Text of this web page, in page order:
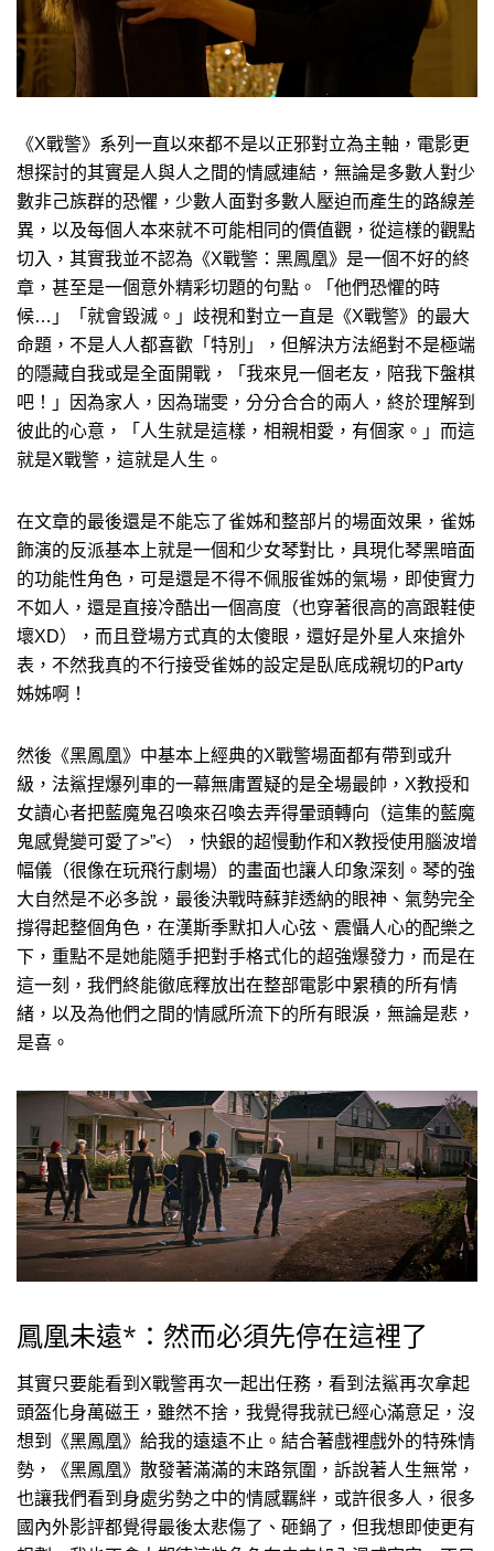
《X戰警》系列一直以來都不是以正邪對立為主軸，電影更
想探討的其實是人與人之間的情感連結，無論是多數人對少
數非己族群的恐懼，少數人面對多數人壓迫而產生的路線差
異，以及每個人本來就不可能相同的價值觀，從這樣的觀點
切入，其實我並不認為《X戰警：黑鳳凰》是一個不好的終
章，甚至是一個意外精彩切題的句點。「他們恐懼的時
候…」「就會毀滅。」歧視和對立一直是《X戰警》的最大
命題，不是人人都喜歡「特別」，但解決方法絕對不是極端
的隱藏自我或是全面開戰，「我來見一個老友，陪我下盤棋
吧！」因為家人，因為瑞雯，分分合合的兩人，終於理解到
彼此的心意，「人生就是這樣，相親相愛，有個家。」而這
就是X戰警，這就是人生。
在文章的最後還是不能忘了雀姊和整部片的場面效果，雀姊
飾演的反派基本上就是一個和少女琴對比，具現化琴黑暗面
的功能性角色，可是還是不得不佩服雀姊的氣場，即使實力
不如人，還是直接冷酷出一個高度（也穿著很高的高跟鞋使
壞XD），而且登場方式真的太傻眼，還好是外星人來搶外
表，不然我真的不行接受雀姊的設定是臥底成親切的Party
姊姊啊！
然後《黑鳳凰》中基本上經典的X戰警場面都有帶到或升
級，法鯊捏爆列車的一幕無庸置疑的是全場最帥，X教授和
女讀心者把藍魔鬼召喚來召喚去弄得暈頭轉向（這集的藍魔
鬼感覺變可愛了>”<），快銀的超慢動作和X教授使用腦波增
幅儀（很像在玩飛行劇場）的畫面也讓人印象深刻。琴的強
大自然是不必多說，最後決戰時蘇菲透納的眼神、氣勢完全
撐得起整個角色，在漢斯季默扣人心弦、震懾人心的配樂之
下，重點不是她能隨手把對手格式化的超強爆發力，而是在
這一刻，我們終能徹底釋放出在整部電影中累積的所有情
緒，以及為他們之間的情感所流下的所有眼淚，無論是悲，
是喜。
鳳凰未遠*：然而必須先停在這裡了
其實只要能看到X戰警再次一起出任務，看到法鯊再次拿起
頭盔化身萬磁王，雖然不捨，我覺得我就已經心滿意足，沒
想到《黑鳳凰》給我的遠遠不止。結合著戲裡戲外的特殊情
勢，《黑鳳凰》散發著滿滿的末路氛圍，訴說著人生無常，
也讓我們看到身處劣勢之中的情感羈絆，或許很多人，很多
國內外影評都覺得最後太悲傷了、砸鍋了，但我想即使更有